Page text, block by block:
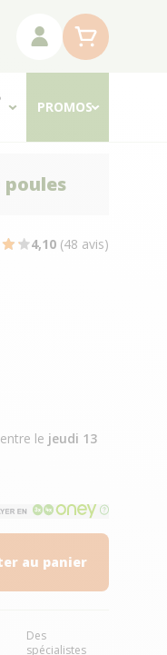
PROMOS
poules
4,10 (48 avis)
entre le jeudi 13
au panier
Des
spécialistes